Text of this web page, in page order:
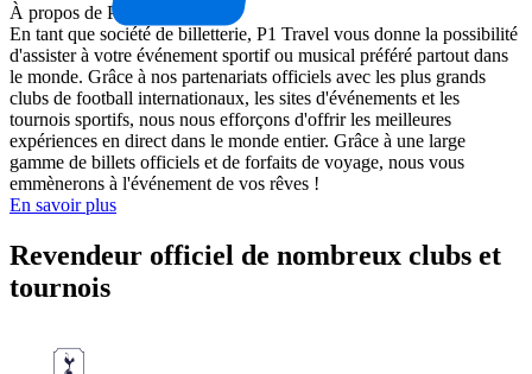
À propos de P1 Travel
En tant que société de billetterie, P1 Travel vous donne la possibilité
d'assister à votre événement sportif ou musical préféré partout dans
le monde. Grâce à nos partenariats officiels avec les plus grands
clubs de football internationaux, les sites d'événements et les
tournois sportifs, nous nous efforçons d'offrir les meilleures
expériences en direct dans le monde entier. Grâce à une large
gamme de billets officiels et de forfaits de voyage, nous vous
emmènerons à l'événement de vos rêves !
En savoir plus
Revendeur officiel de nombreux clubs et
tournois